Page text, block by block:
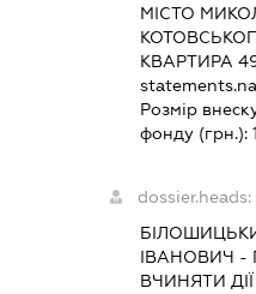
МІСТО
КВАРТИРА
Розмір
фонду (грн.):
dossier.heads:
ІВАНОВИЧ -
ВЧИНЯТИ ДІЇ